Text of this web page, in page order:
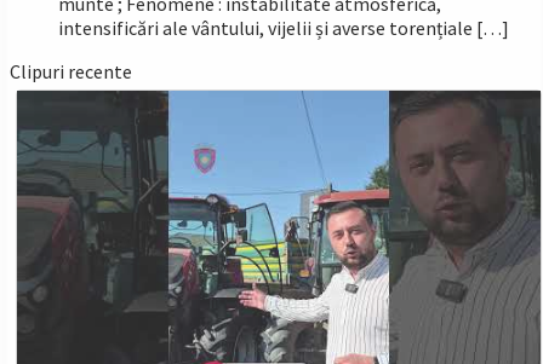
intensificări ale vântului, vijelii și averse torențiale […]
Clipuri recente